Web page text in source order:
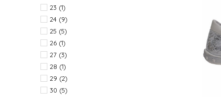
23 (1)
24 (9)
25 (5)
26 (1)
27 (3)
28 (1)
29 (2)
30 (5)